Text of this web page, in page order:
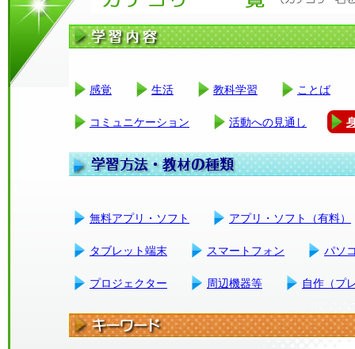
感覚 生活 教科学習 ことば
コミュニケーション 活動への見通し
無料アプリ・ソフト アプリ・ソフト（有料）
タブレット端末 スマートフォン パソ
プロジェクター 周辺機器等 自作（プ